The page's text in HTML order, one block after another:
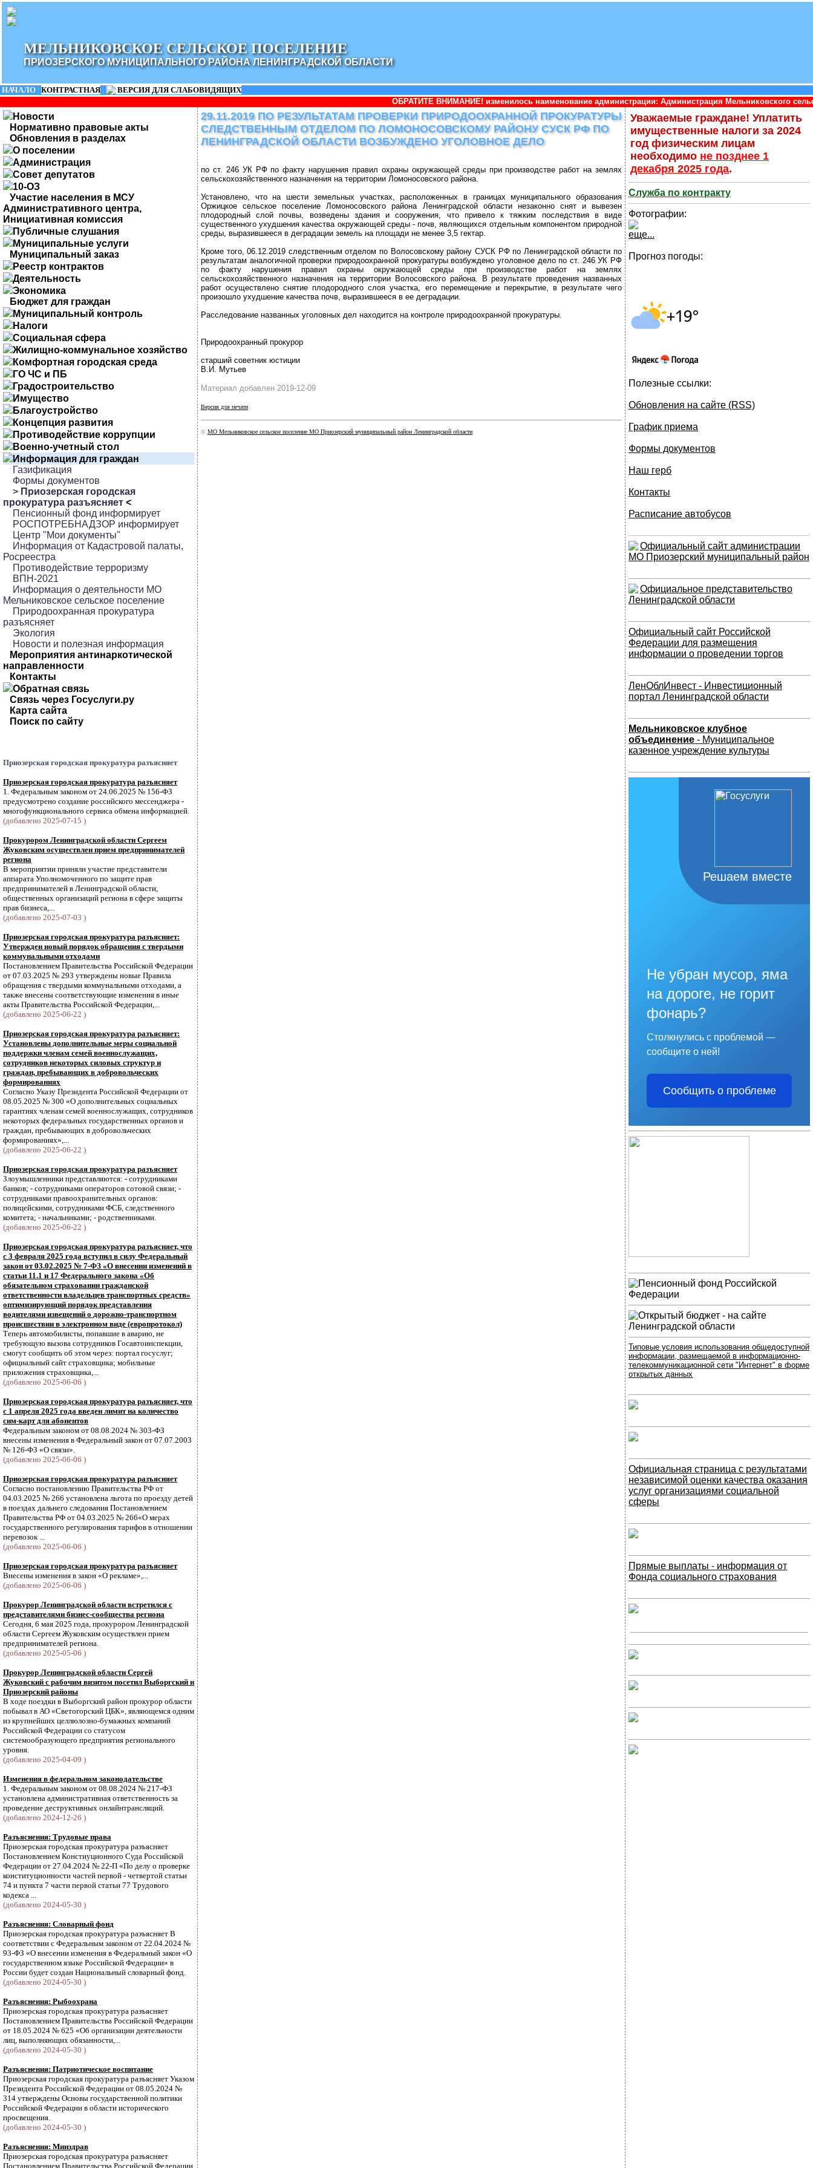
МЕЛЬНИКОВСКОЕ СЕЛЬСКОЕ ПОСЕЛЕНИЕ
ПРИОЗЕРСКОГО МУНИЦИПАЛЬНОГО РАЙОНА ЛЕНИНГРАДСКОЙ ОБЛАСТИ
НАЧАЛО | КОНТРАСТНАЯ |
ВЕРСИЯ ДЛЯ СЛАБОВИДЯЩИХ
ОБРАТИТЕ ВНИМАНИЕ! изменилось наименование администрации: Администрация Мельниковского сельского поселения
Новости
Нормативно правовые акты
Обновления в разделах
О поселении
Администрация
Совет депутатов
10-ОЗ
Участие населения в МСУ
Административного центра,
Инициативная комиссия
Публичные слушания
Муниципальные услуги
Муниципальный заказ
Реестр контрактов
Деятельность
Экономика
Бюджет для граждан
Муниципальный контроль
Налоги
Социальная сфера
Жилищно-коммунальное хозяйство
Комфортная городская среда
ГО ЧС и ПБ
Градостроительство
Имущество
Благоустройство
Концепция развития
Противодействие коррупции
Военно-учетный стол
Информация для граждан
Газификация
Формы документов
> Приозерская городская
прокуратура разъясняет <
Пенсионный фонд информирует
РОСПОТРЕБНАДЗОР информирует
Центр "Мои документы"
Информация от Кадастровой палаты,
Росреестра
Противодействие терроризму
ВПН-2021
Информация о деятельности МО
Мельниковское сельское поселение
Природоохранная прокуратура
разъясняет
Экология
Новости и полезная информация
Мероприятия антинаркотической
направленности
Контакты
Обратная связь
Связь через Госуслуги.ру
Карта сайта
Поиск по сайту
Приозерская городская прокуратура разъясняет
Приозерская городская прокуратура разъясняет
1. Федеральным законом от 24.06.2025 № 156-ФЗ
предусмотрено создание российского мессенджера -
многофункционального сервиса обмена информацией.
(добавлено 2025-07-15 )
Прокурором Ленинградской области Сергеем
Жуковским осуществлен прием предпринимателей
региона
В мероприятии приняли участие представители
аппарата Уполномоченного по защите прав
предпринимателей в Ленинградской области,
общественных организаций региона в сфере защиты
прав бизнеса,...
(добавлено 2025-07-03 )
Приозерская городская прокуратура разъясняет:
Утвержден новый порядок обращения с твердыми
коммунальными отходами
Постановлением Правительства Российской Федерации
от 07.03.2025 № 293 утверждены новые Правила
обращения с твердыми коммунальными отходами, а
также внесены соответствующие изменения в иные
акты Правительства Российской Федерации,...
(добавлено 2025-06-22 )
Приозерская городская прокуратура разъясняет:
Установлены дополнительные меры социальной
поддержки членам семей военнослужащих,
сотрудников некоторых силовых структур и
граждан, пребывающих в добровольческих
формированиях
Согласно Указу Президента Российской Федерации от
08.05.2025 № 300 «О дополнительных социальных
гарантиях членам семей военнослужащих, сотрудников
некоторых федеральных государственных органов и
граждан, пребывающих в добровольческих
формированиях»,...
(добавлено 2025-06-22 )
Приозерская городская прокуратура разъясняет
Злоумышленники представляются: - сотрудниками
банков; - сотрудниками операторов сотовой связи; -
сотрудниками правоохранительных органов:
полицейскими, сотрудниками ФСБ, следственного
комитета; - начальниками; - родственниками.
(добавлено 2025-06-22 )
Приозерская городская прокуратура разъясняет, что
с 3 февраля 2025 года вступил в силу Федеральный
закон от 03.02.2025 № 7-ФЗ «О внесении изменений в
статьи 11.1 и 17 Федерального закона «Об
обязательном страховании гражданской
ответственности владельцев транспортных средств»
оптимизирующий порядок представления
водителями извещений о дорожно-транспортном
происшествии в электронном виде (европротокол)
Теперь автомобилисты, попавшие в аварию, не
требующую вызова сотрудников Госавтоинспекции,
смогут сообщить об этом через: портал госуслуг;
официальный сайт страховщика; мобильные
приложения страховщика,...
(добавлено 2025-06-06 )
Приозерская городская прокуратура разъясняет, что
с 1 апреля 2025 года введен лимит на количество
сим-карт для абонентов
Федеральным законом от 08.08.2024 № 303-ФЗ
внесены изменения в Федеральный закон от 07.07.2003
№ 126-ФЗ «О связи».
(добавлено 2025-06-06 )
Приозерская городская прокуратура разъясняет
Согласно постановлению Правительства РФ от
04.03.2025 № 266 установлена льгота по проезду детей
в поездах дальнего следования Постановлением
Правительства РФ от 04.03.2025 № 266«О мерах
государственного регулирования тарифов в отношении
перевозок ...
(добавлено 2025-06-06 )
Приозерская городская прокуратура разъясняет
Внесены изменения в закон «О рекламе»,...
(добавлено 2025-06-06 )
Прокурор Ленинградской области встретился с
представителями бизнес-сообщества региона
Сегодня, 6 мая 2025 года, прокурором Ленинградской
области Сергеем Жуковским осуществлен прием
предпринимателей региона.
(добавлено 2025-05-06 )
Прокурор Ленинградской области Сергей
Жуковский с рабочим визитом посетил Выборгский и
Приозерский районы
В ходе поездки в Выборгский район прокурор области
побывал в АО «Светогорский ЦБК», являющемся одним
из крупнейших целлюлозно-бумажных компаний
Российской Федерации со статусом
системообразующего предприятия регионального
уровня.
(добавлено 2025-04-09 )
Изменения в федеральном законодательстве
1. Федеральным законом от 08.08.2024 № 217-ФЗ
установлена административная ответственность за
проведение деструктивных онлайнтрансляций.
(добавлено 2024-12-26 )
Разъяснения: Трудовые права
Приозерская городская прокуратура разъясняет
Постановлением Констиуционного Суда Российской
Федерации от 27.04.2024 № 22-П «По делу о проверке
конституционности частей первой - четвертой статьи
74 и пункта 7 части первой статьи 77 Трудового
кодекса ...
(добавлено 2024-05-30 )
Разъяснения: Словарный фонд
Приозерская городская прокуратура разъясняет В
соответствии с Федеральным законом от 22.04.2024 №
93-ФЗ «О внесении изменения в Федеральный закон «О
государственном языке Российской Федерации» в
России будет создан Национальный словарный фонд.
(добавлено 2024-05-30 )
Разъяснения: Рыбоохрана
Приозерская городская прокуратура разъясняет
Постановлением Правительства Российской Федерации
от 18.05.2024 № 625 «Об организации деятельности
лиц, выполняющих обязанности,...
(добавлено 2024-05-30 )
Разъяснения: Патриотическое воспитание
Приозерская городская прокуратура разъясняет Указом
Президента Российской Федерации от 08.05.2024 №
314 утверждены Основы государственной политики
Российской Федерации в области исторического
просвещения.
(добавлено 2024-05-30 )
Разъяснения: Минздрав
Приозерская городская прокуратура разъясняет
Постановлением Правительства Российской Федерации
29.11.2019 ПО РЕЗУЛЬТАТАМ ПРОВЕРКИ ПРИРОДООХРАННОЙ ПРОКУРАТУРЫ
СЛЕДСТВЕННЫМ ОТДЕЛОМ ПО ЛОМОНОСОВСКОМУ РАЙОНУ СУСК РФ ПО
ЛЕНИНГРАДСКОЙ ОБЛАСТИ ВОЗБУЖДЕНО УГОЛОВНОЕ ДЕЛО
по ст. 246 УК РФ по факту нарушения правил охраны окружающей среды при производстве работ на землях
сельскохозяйственного назначения на территории Ломоносовского района.
Установлено, что на шести земельных участках, расположенных в границах муниципального образования
Оржицкое сельское поселение Ломоносовского района Ленинградской области незаконно снят и вывезен
плодородный слой почвы, возведены здания и сооружения, что привело к тяжким последствия в виде
существенного ухудшения качества окружающей среды - почв, являющихся отдельным компонентом природной
среды, выразившееся в деградации земель на площади не менее 3,5 гектар.
Кроме того, 06.12.2019 следственным отделом по Волосовскому району СУСК РФ по Ленинградской области по
результатам аналогичной проверки природоохранной прокуратуры возбуждено уголовное дело по ст. 246 УК РФ
по факту нарушения правил охраны окружающей среды при производстве работ на землях
сельскохозяйственного назначения на территории Волосовского района. В результате проведения названных
работ осуществлено снятие плодородного слоя участка, его перемещение и перекрытие, в результате чего
произошло ухудшение качества почв, выразившееся в ее деградации.
Расследование названных уголовных дел находится на контроле природоохранной прокуратуры.
Природоохранный прокурор
старший советник юстиции
В.И. Мутьев
Материал добавлен 2019-12-09
Версия для печати
© МО Мельниковское сельское поселение МО Приозерский муниципальный район Ленинградской области
Уважаемые граждане! Уплатить
имущественные налоги за 2024
год физическим лицам
необходимо не позднее 1
декабря 2025 года.
Служба по контракту
Фотографии:
еще...
Прогноз погоды:
Полезные ссылки:
Обновления на сайте (RSS)
График приема
Формы документов
Наш герб
Контакты
Расписание автобусов
Официальный сайт администрации
МО Приозерский муниципальный район
Официальное представительство
Ленинградской области
Официальный сайт Российской
Федерации для размещения
информации о проведении торгов
ЛенОблИнвест - Инвестиционный
портал Ленинградской области
Мельниковское клубное
объединение - Муниципальное
казенное учреждение культуры
Решаем вместе
Не убран мусор, яма
на дороге, не горит
фонарь?
Столкнулись с проблемой —
сообщите о ней!
Сообщить о проблеме
Типовые условия использования общедоступной
информации, размещаемой в информационно-
телекоммуникационной сети "Интернет" в форме
открытых данных
Официальная страница с результатами
независимой оценки качества оказания
услуг организациями социальной
сферы
Прямые выплаты - информация от
Фонда социального страхования